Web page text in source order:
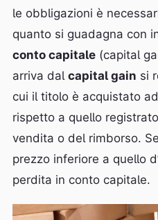
le obbligazioni è
quanto si guadagna con
conto capitale (capital
arriva dal capital gain si
cui il titolo è acquistato
rispetto a quello
vendita o del rimborso.
prezzo inferiore a quello
perdita in conto capitale.